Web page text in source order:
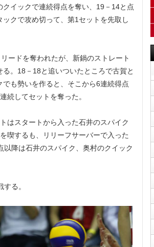
イックで連続得点を奪い、19－14と点
クで攻め切って、第1セットを先取し
ードを奪われたが、新鍋のストレート
。18－18と追いついたところで古賀と
も勢いを作ると、そこから6連続得点
続してセットを奪った。
はスタートから入った石井のスパイク
喫するも、リリーフサーバーで入った
降は石井のスパイク、奥村のクイック
る。